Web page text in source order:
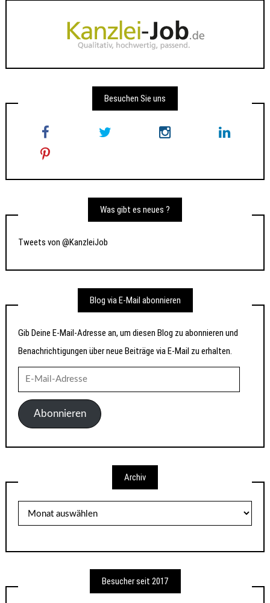
Besuchen Sie uns
Was gibt es neues ?
Tweets von @KanzleiJob
Blog via E-Mail abonnieren
Gib Deine E-Mail-Adresse an, um diesen Blog zu abonnieren und
Benachrichtigungen über neue Beiträge via E-Mail zu erhalten.
Mail-
AdresseAbonnieren
Archiv
Besucher seit 2017